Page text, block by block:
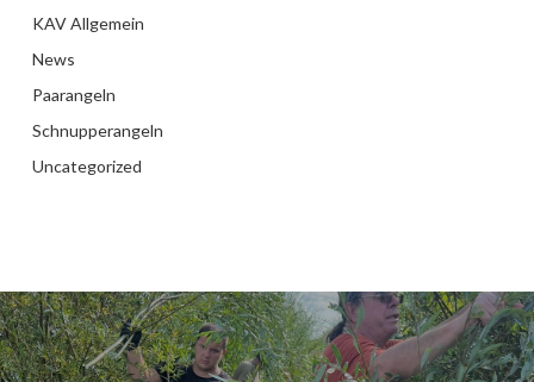
KAV Allgemein
News
Paarangeln
Schnupperangeln
Uncategorized